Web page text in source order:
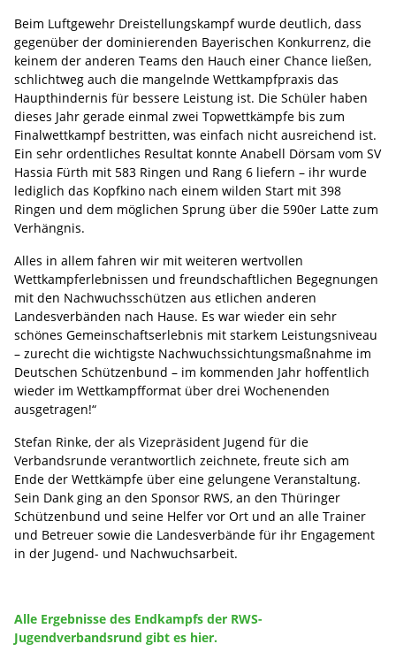
Beim Luftgewehr Dreistellungskampf wurde deutlich, dass
gegenüber der dominierenden Bayerischen Konkurrenz, die
keinem der anderen Teams den Hauch einer Chance ließen,
schlichtweg auch die mangelnde Wettkampfpraxis das
Haupthindernis für bessere Leistung ist. Die Schüler haben
dieses Jahr gerade einmal zwei Topwettkämpfe bis zum
Finalwettkampf bestritten, was einfach nicht ausreichend ist.
Ein sehr ordentliches Resultat konnte Anabell Dörsam vom SV
Hassia Fürth mit 583 Ringen und Rang 6 liefern – ihr wurde
lediglich das Kopfkino nach einem wilden Start mit 398
Ringen und dem möglichen Sprung über die 590er Latte zum
Verhängnis.
Alles in allem fahren wir mit weiteren wertvollen
Wettkampferlebnissen und freundschaftlichen Begegnungen
mit den Nachwuchsschützen aus etlichen anderen
Landesverbänden nach Hause. Es war wieder ein sehr
schönes Gemeinschaftserlebnis mit starkem Leistungsniveau
– zurecht die wichtigste Nachwuchssichtungsmaßnahme im
Deutschen Schützenbund – im kommenden Jahr hoffentlich
wieder im Wettkampfformat über drei Wochenenden
ausgetragen!“
Stefan Rinke, der als Vizepräsident Jugend für die
Verbandsrunde verantwortlich zeichnete, freute sich am
Ende der Wettkämpfe über eine gelungene Veranstaltung.
Sein Dank ging an den Sponsor RWS, an den Thüringer
Schützenbund und seine Helfer vor Ort und an alle Trainer
und Betreuer sowie die Landesverbände für ihr Engagement
in der Jugend- und Nachwuchsarbeit.
Alle Ergebnisse des Endkampfs der RWS-
Jugendverbandsrund gibt es hier.